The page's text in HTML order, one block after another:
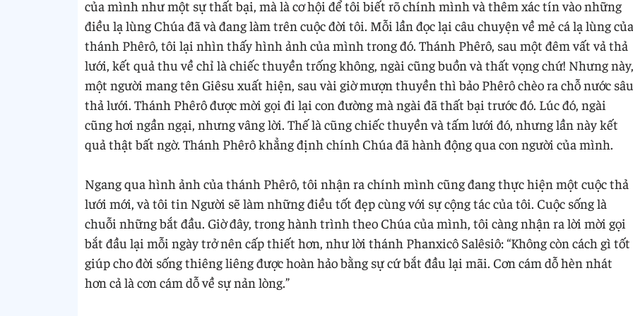
của mình như một sự thất bại, mà là cơ hội để tôi biết rõ chính mình và thêm xác tín vào những
điều lạ lùng Chúa đã và đang làm trên cuộc đời tôi. Mỗi lần đọc lại câu chuyện về mẻ cá lạ lùng của
thánh Phêrô, tôi lại nhìn thấy hình ảnh của mình trong đó. Thánh Phêrô, sau một đêm vất vả thả
lưới, kết quả thu về chỉ là chiếc thuyền trống không, ngài cũng buồn và thất vọng chứ! Nhưng này,
một người mang tên Giêsu xuất hiện, sau vài giờ mượn thuyền thì bảo Phêrô chèo ra chỗ nước sâu
thả lưới. Thánh Phêrô được mời gọi đi lại con đường mà ngài đã thất bại trước đó. Lúc đó, ngài
cũng hơi ngần ngại, nhưng vâng lời. Thế là cũng chiếc thuyền và tấm lưới đó, nhưng lần này kết
quả thật bất ngờ. Thánh Phêrô khẳng định chính Chúa đã hành động qua con người của mình.
Ngang qua hình ảnh của thánh Phêrô, tôi nhận ra chính mình cũng đang thực hiện một cuộc thả
lưới mới, và tôi tin Người sẽ làm những điều tốt đẹp cùng với sự cộng tác của tôi. Cuộc sống là
chuỗi những bắt đầu. Giờ đây, trong hành trình theo Chúa của mình, tôi càng nhận ra lời mời gọi
bắt đầu lại mỗi ngày trở nên cấp thiết hơn, như lời thánh Phanxicô Salêsiô: “Không còn cách gì tốt
giúp cho đời sống thiêng liêng được hoàn hảo bằng sự cứ bắt đầu lại mãi. Cơn cám dỗ hèn nhát
hơn cả là cơn cám dỗ về sự nản lòng.”